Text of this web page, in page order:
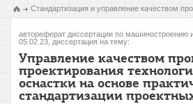
Стандартизация и управление качеством
автореферат диссертации по машиностроению
05.02.23, диссертация на тему:
Управление качеством
проектирования
оснастки на основе
стандартизации